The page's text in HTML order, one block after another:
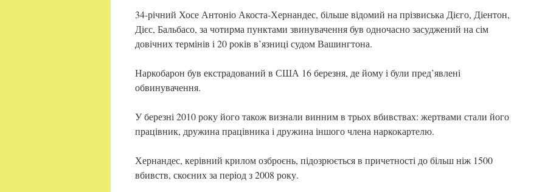
34-річний Хосе Антоніо Акоста-Хернандес, більше відомий на прізвиська Дієго, Діентон,
Дієс, Бальбасо, за чотирма пунктами звинувачення був одночасно засуджений на сім
довічних термінів і 20 років в’язниці судом Вашингтона.
Наркобарон був екстрадований в США 16 березня, де йому і були пред’явлені
обвинувачення.
У березні 2010 року його також визнали винним в трьох вбивствах: жертвами стали його
працівник, дружина працівника і дружина іншого члена наркокартелю.
Хернандес, керівний крилом озброєнь, підозрюється в причетності до більш ніж 1500
вбивств, скоєних за період з 2008 року.